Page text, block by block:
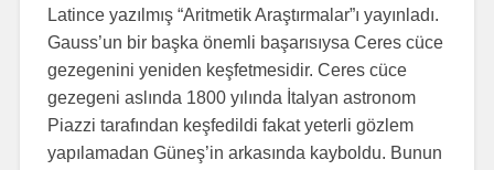
Latince yazılmış “Aritmetik Araştırmalar”ı yayınladı.
Gauss’un bir başka önemli başarısıysa Ceres cüce
gezegenini yeniden keşfetmesidir. Ceres cüce
gezegeni aslında 1800 yılında İtalyan astronom
Piazzi tarafından keşfedildi fakat yeterli gözlem
yapılamadan Güneş’in arkasında kayboldu. Bunun